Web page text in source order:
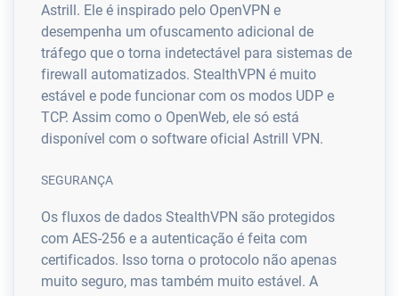
Astrill. Ele é inspirado pelo OpenVPN e
desempenha um ofuscamento adicional de
tráfego que o torna indetectável para sistemas de
firewall automatizados. StealthVPN é muito
estável e pode funcionar com os modos UDP e
TCP. Assim como o OpenWeb, ele só está
disponível com o software oficial Astrill VPN.
SEGURANÇA
Os fluxos de dados StealthVPN são protegidos
com AES-256 e a autenticação é feita com
certificados. Isso torna o protocolo não apenas
muito seguro, mas também muito estável. A